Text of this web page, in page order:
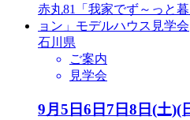
石川県
ご案内
見学会
9月5日6日7日8日(土)(